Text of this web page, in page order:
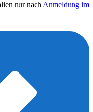
nur nach Anmeldung im